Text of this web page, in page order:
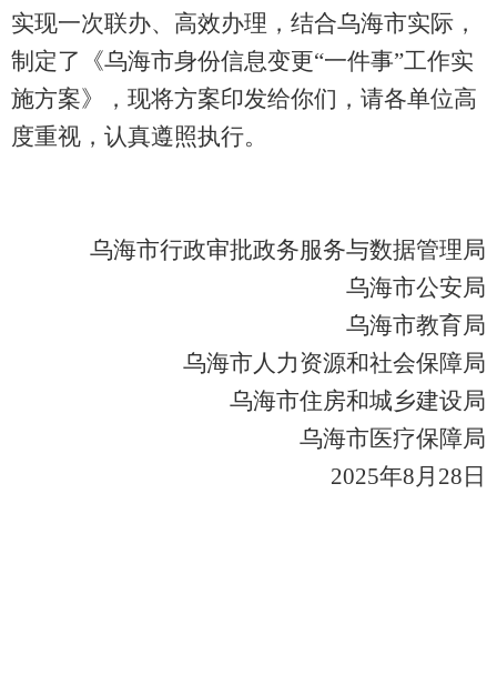
实现一次联办、高效办理，结合乌海市实际，
制定了《乌海市身份信息变更“一件事”工作实
施方案》，现将方案印发给你们，请各单位高
度重视，认真遵照执行。
乌海市行政审批政务服务与数据管理局
乌海市公安局
乌海市教育局
乌海市人力资源和社会保障局
乌海市住房和城乡建设局
乌海市医疗保障局
2025年8 月 28 日